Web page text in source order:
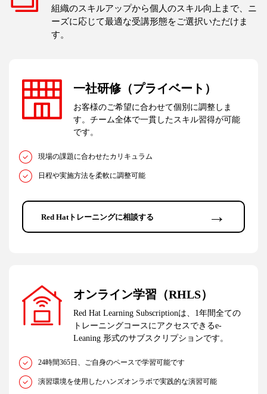
組織のスキルアップから個人のスキル向上まで、ニ
ーズに応じて最適な受講形態をご選択いただけま
す。
一社研修（プライベート）
お客様のご希望に合わせて個別に調整しま
す。チーム全体で一貫したスキル習得が可能
です。
現場の課題に合わせたカリキュラム
日程や実施方法を柔軟に調整可能
Red Hatトレーニングに相談する →
オンライン学習（RHLS）
Red Hat Learning Subscriptionは、1年間全ての
トレーニングコースにアクセスできるe-
Leaning 形式のサブスクリプションです。
24時間365日、ご自身のペースで学習可能です
演習環境を使用したハンズオンラボで実践的な演習可能